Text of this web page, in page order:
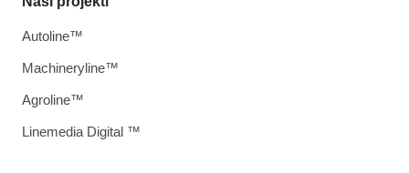
Autoline™
Machineryline™
Agroline™
Linemedia Digital ™